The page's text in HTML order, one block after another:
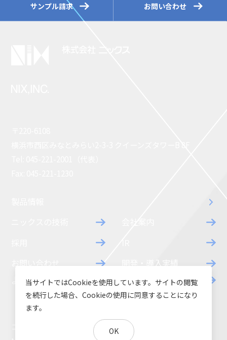
サンプル請求 お問い合わせ
開発・導入実績
よくあるご質問
ダウンロード
お知らせ
当サイトではCookieを使用しています。サイトの閲覧
を続行した場合、Cookieの使用に同意することになり
ます。
OK